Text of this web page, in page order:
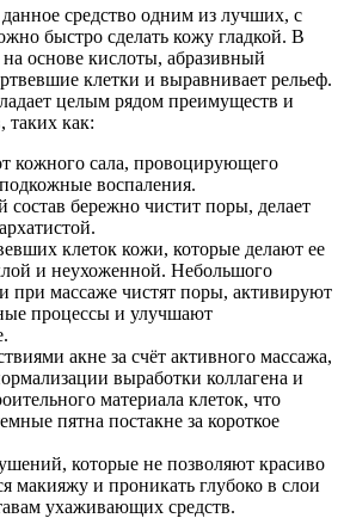
средство одним из лучших, с
быстро сделать кожу гладкой. В
основе кислоты, абразивный
клетки и выравнивает рельеф.
целым рядом преимуществ и
таких как:
кожного сала, провоцирующего
воспаления.
бережно чистит поры, делает
клеток кожи, которые делают ее
и неухоженной. Небольшого
при массаже чистят поры, активируют
процессы и улучшают
акне за счёт активного массажа,
выработки коллагена и
материала клеток, что
пятна постакне за короткое
которые не позволяют красиво
макияжу и проникать глубоко в слои
ухаживающих средств.